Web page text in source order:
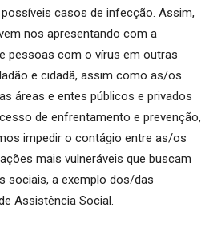
casos de infecção. Assim,
nos apresentando com a
pessoas com o vírus em outras
e cidadã, assim como as/os
áreas e entes públicos e privados
de enfrentamento e prevenção,
impedir o contágio entre as/os
mais vulneráveis que buscam
sociais, a exemplo dos/das
Assistência Social.